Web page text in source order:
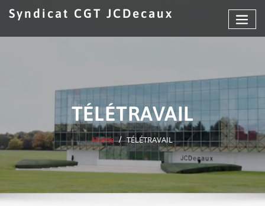
Syndicat CGT JCDecaux
TÉLÉTRAVAIL
Home TÉLÉTRAVAIL